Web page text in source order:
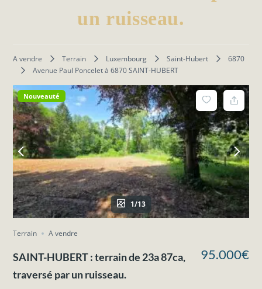
un ruisseau.
A vendre Terrain Luxembourg Saint-Hubert
6870
Avenue Paul Poncelet à 6870 SAINT-HUBERT
Nouveauté
1/13
Terrain A vendre
SAINT-HUBERT : terrain de 23a 87ca,
traversé par un ruisseau.
95.000€